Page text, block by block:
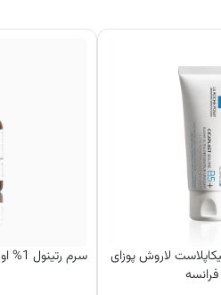
لاروش پوزای سرم رتینول 1% اوردینری